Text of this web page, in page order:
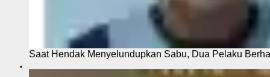
Saat Hendak Menyelundupkan Sabu, Dua Pelaku